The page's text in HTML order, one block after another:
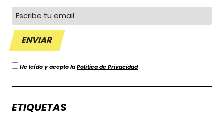
He leído y acepto laPolítica de Privacidad
ETIQUETAS